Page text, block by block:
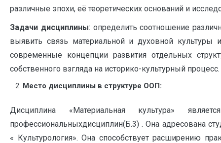
различные эпохи, её теоретических оснований и
Задачи дисциплины: определить соотношение
выявить связь материальной и духовной культуры
современные концепции развития отдельных
собственного взгляда на историко-культурный процесс.
Место дисциплины в структуре ООП:
Дисциплина «Материальная культура»
профессиональныхдисциплин(Б.3) . Она адресована
« Культурология». Она способствует расширению